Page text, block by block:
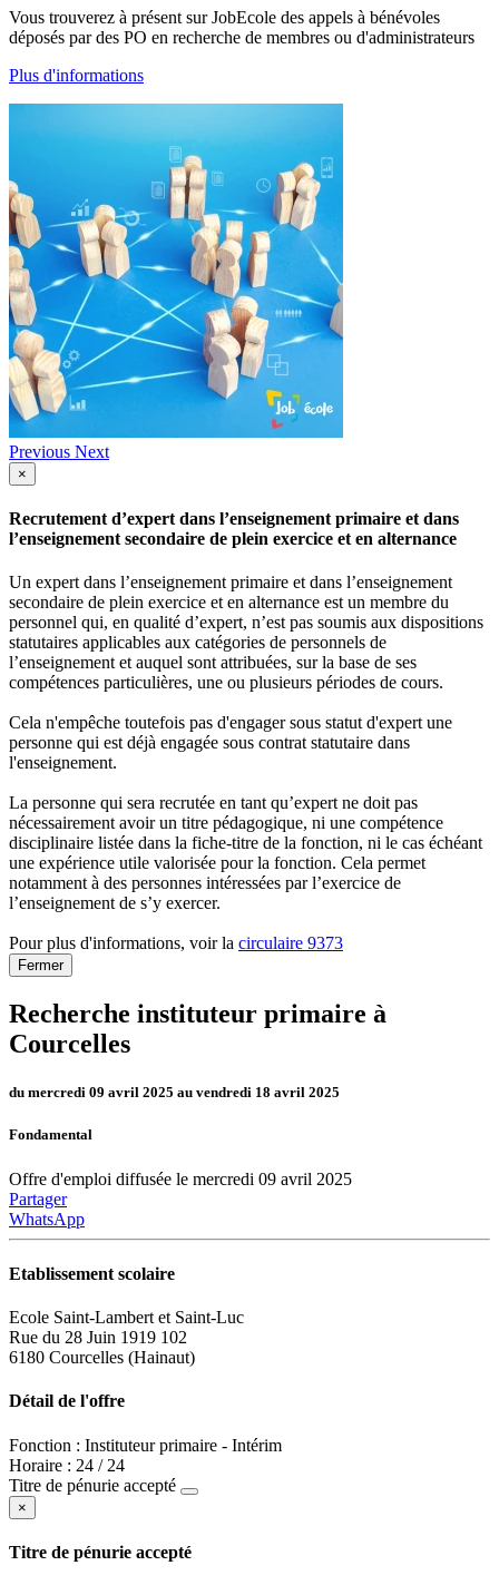
Vous trouverez à présent sur JobEcole des appels à bénévoles
déposés par des PO en recherche de membres ou d'administrateurs
Plus d'informations
Previous Next
×
Recrutement d’expert dans l’enseignement primaire et dans
l’enseignement secondaire de plein exercice et en alternance
Un expert dans l’enseignement primaire et dans l’enseignement
secondaire de plein exercice et en alternance est un membre du
personnel qui, en qualité d’expert, n’est pas soumis aux dispositions
statutaires applicables aux catégories de personnels de
l’enseignement et auquel sont attribuées, sur la base de ses
compétences particulières, une ou plusieurs périodes de cours.
Cela n'empêche toutefois pas d'engager sous statut d'expert une
personne qui est déjà engagée sous contrat statutaire dans
l'enseignement.
La personne qui sera recrutée en tant qu’expert ne doit pas
nécessairement avoir un titre pédagogique, ni une compétence
disciplinaire listée dans la fiche-titre de la fonction, ni le cas échéant
une expérience utile valorisée pour la fonction. Cela permet
notamment à des personnes intéressées par l’exercice de
l’enseignement de s’y exercer.
Pour plus d'informations, voir la circulaire 9373
Fermer
Recherche instituteur primaire à
Courcelles
du mercredi 09 avril 2025 au vendredi 18 avril 2025
Fondamental
Offre d'emploi diffusée le mercredi 09 avril 2025
Partager
WhatsApp
Etablissement scolaire
Ecole Saint-Lambert et Saint-Luc
Rue du 28 Juin 1919 102
6180 Courcelles (Hainaut)
Détail de l'offre
Fonction : Instituteur primaire - Intérim
Horaire : 24 / 24
Titre de pénurie accepté
×
Titre de pénurie accepté